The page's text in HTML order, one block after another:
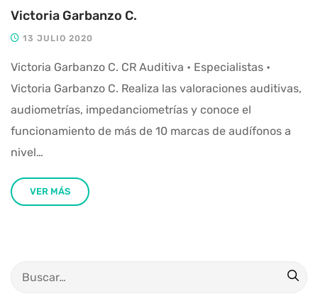
Victoria Garbanzo C.
13 JULIO 2020
Victoria Garbanzo C. CR Auditiva • Especialistas •
Victoria Garbanzo C. Realiza las valoraciones auditivas,
audiometrías, impedanciometrías y conoce el
funcionamiento de más de 10 marcas de audífonos a
nivel…
VER MÁS